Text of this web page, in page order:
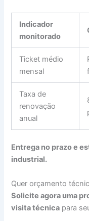
Indicador
monitorado
Ticket médio
mensal
Taxa de
renovação
anual
Entrega no prazo e
industrial.
Quer orçamento
Solicite agora uma
visita técnica para